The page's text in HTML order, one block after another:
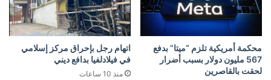
محكمة أمريكية تلزم “ميتا” بدفع
567 مليون دولار بسبب أضرار
لحقت بالقاصرين
اتهام رجل بإحراق مركز إسلامي
في فيلادلفيا بدافع ديني
منذ 10 ساعات